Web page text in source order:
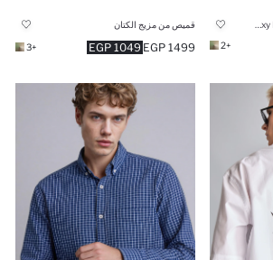
+2
قميص من مزيج الكتان
1049 EGP 1499 EGP
+3